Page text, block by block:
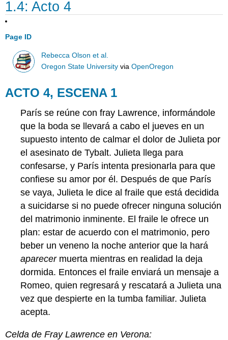
1.4: Acto 4
Page ID
Rebecca Olson et al.
Oregon State University viaOpenOregon
ACTO 4, ESCENA 1
París se reúne con fray Lawrence, informándole
que la boda se llevará a cabo el jueves en un
supuesto intento de calmar el dolor de Julieta por
el asesinato de Tybalt. Julieta llega para
confesarse, y París intenta presionarla para que
confiese su amor por él. Después de que París
se vaya, Julieta le dice al fraile que está decidida
a suicidarse si no puede ofrecer ninguna solución
del matrimonio inminente. El fraile le ofrece un
plan: estar de acuerdo con el matrimonio, pero
beber un veneno la noche anterior que la hará
aparecermuerta mientras en realidad la deja
dormida. Entonces el fraile enviará un mensaje a
Romeo, quien regresará y rescatará a Julieta una
vez que despierte en la tumba familiar. Julieta
acepta.
Celda de Fray Lawrence en Verona: